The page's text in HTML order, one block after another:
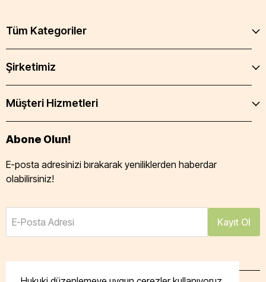
Tüm Kategoriler
Şirketimiz
Müşteri Hizmetleri
Abone Olun!
E-posta adresinizi bırakarak yeniliklerden haberdar
olabilirsiniz!
E-Posta Adresi Kayıt Ol